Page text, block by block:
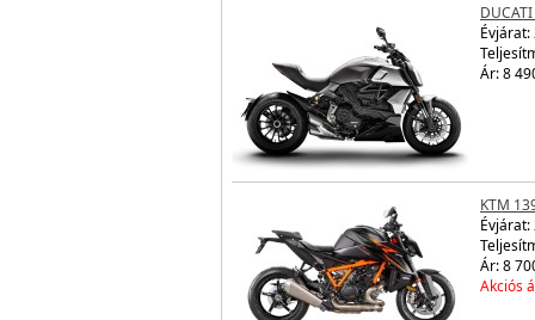
Évjárat:
Ár: 8
KTM
Évjárat:
Ár: 8
Akciós